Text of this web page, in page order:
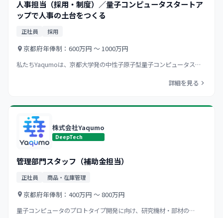
人事担当（採用・制度）／量子コンピュータスタートア
ップで人事の土台をつくる
正社員 採用
京都府年俸制：600万円 〜 1000万円
私たちYaqumoは、京都大学発の中性子原子型量子コンピュータス…
詳細を見る
株式会社Yaqumo
DeepTech
管理部門スタッフ（補助金担当）
正社員 商品・在庫管理
京都府年俸制：400万円 〜 800万円
量子コンピュータのプロトタイプ開発に向け、研究機材・部材の…